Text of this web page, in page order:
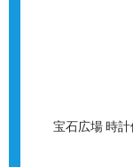
宝石広場 時